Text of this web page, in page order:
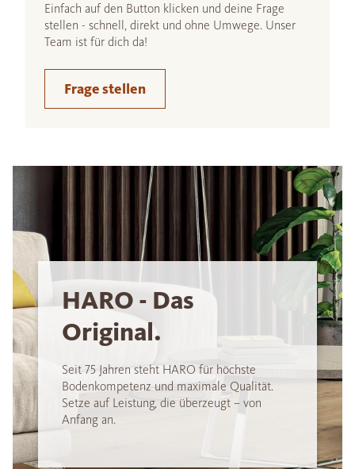
Einfach auf den Button klicken und deine Frage
stellen - schnell, direkt und ohne Umwege. Unser
Team ist für dich da!
Frage stellen
HARO - Das
Original.
Seit 75 Jahren steht HARO für höchste
Bodenkompetenz und maximale Qualität.
Setze auf Leistung, die überzeugt – von
Anfang an.